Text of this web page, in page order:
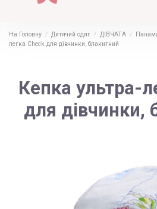
На Головну Дитячий одяг ДІВЧАТА
легка Check для дівчинки, блакитний
Кепка ультра-
для дівчинки,